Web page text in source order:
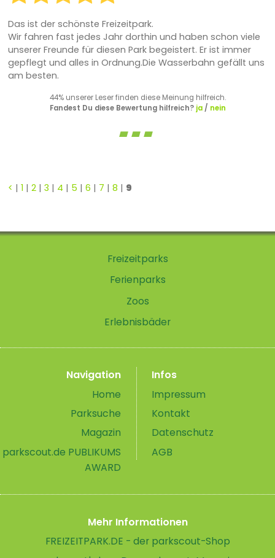
Das ist der schönste Freizeitpark.
Wir fahren fast jedes Jahr dorthin und haben schon viele
unserer Freunde für diesen Park begeistert. Er ist immer
gepflegt und alles in Ordnung.Die Wasserbahn gefällt uns
am besten.
44% unserer Leser finden diese Meinung hilfreich.
Fandest Du diese Bewertung hilfreich? ja/ nein
< | 1 | 2| 3 | 4 | 5 | 6 | 7 | 8 | 9
Freizeitparks
Ferienparks
Zoos
Erlebnisbäder
Navigation
Home
Parksuche
Magazin
parkscout.de PUBLIKUMS
AWARD
Infos
Impressum
Kontakt
Datenschutz
AGB
Mehr Informationen
FREIZEITPARK.DE - der parkscout-Shop